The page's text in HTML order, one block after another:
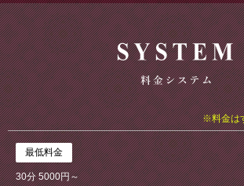
※料金は
最低料金
30分 5000円～